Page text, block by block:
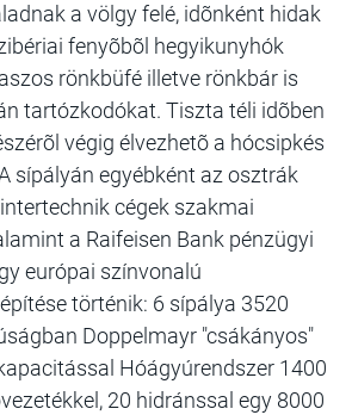
a völgy felé, idõnként hidak
fenyõbõl hegyikunyhók
rönkbüfé illetve rönkbár is
tartózkodókat. Tiszta téli idõben
végig élvezhetõ a hócsipkés
sípályán egyébként az osztrák
cégek szakmai
a Raifeisen Bank pénzügyi
európai színvonalú
történik: 6 sípálya 3520
Doppelmayr "csákányos"
Hóágyúrendszer 1400
20 hidránssal egy 8000